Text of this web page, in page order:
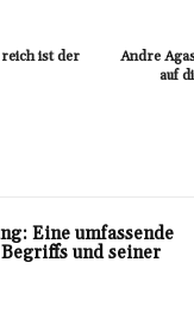
ist der
Andre
auf
Eine umfassende
und seiner